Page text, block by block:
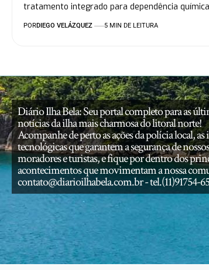
tratamento integrado para dependência
PORDIEGO VELÁZQUEZ 5 MIN DE LEITURA
Diário Ilha Bela: Seu portal completo para as
notícias da ilha mais charmosa do litoral norte!
Acompanhe de perto as ações da polícia local,
tecnológicas que garantem a segurança de nossos
moradores e turistas, e fique por dentro dos
acontecimentos que movimentam a nossa
contato@diarioilhabela.com.br- tel.(11)91754-